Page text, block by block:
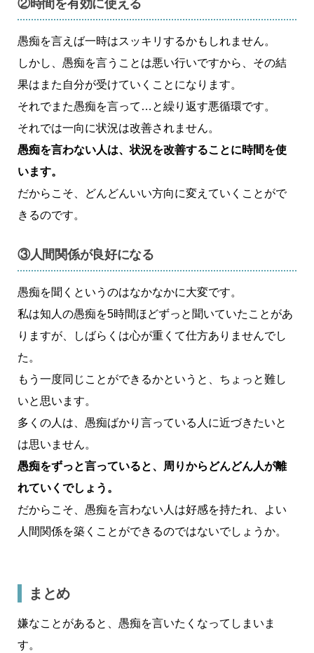
②時間を有効に使える
愚痴を言えば一時はスッキリするかもしれません。
しかし、愚痴を言うことは悪い行いですから、その結
果はまた自分が受けていくことになります。
それでまた愚痴を言って…と繰り返す悪循環です。
それでは一向に状況は改善されません。
愚痴を言わない人は、状況を改善することに時間を使
います。
だからこそ、どんどんいい方向に変えていくことがで
きるのです。
③人間関係が良好になる
愚痴を聞くというのはなかなかに大変です。
私は知人の愚痴を5時間ほどずっと聞いていたことがあ
りますが、しばらくは心が重くて仕方ありませんでし
た。
もう一度同じことができるかというと、ちょっと難し
いと思います。
多くの人は、愚痴ばかり言っている人に近づきたいと
は思いません。
愚痴をずっと言っていると、周りからどんどん人が離
れていくでしょう。
だからこそ、愚痴を言わない人は好感を持たれ、よい
人間関係を築くことができるのではないでしょうか。
まとめ
嫌なことがあると、愚痴を言いたくなってしまいま
す。